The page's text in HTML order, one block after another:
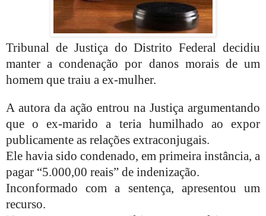
Tribunal de Justiça do Distrito Federal decidiu
manter a condenação por danos morais de um
homem que traiu a ex-mulher.
A autora da ação entrou na Justiça argumentando
que o ex-marido a teria humilhado ao expor
publicamente as relações extraconjugais.
Ele havia sido condenado, em primeira instância, a
pagar “5.000,00 reais” de indenização.
Inconformado com a sentença, apresentou um
recurso.